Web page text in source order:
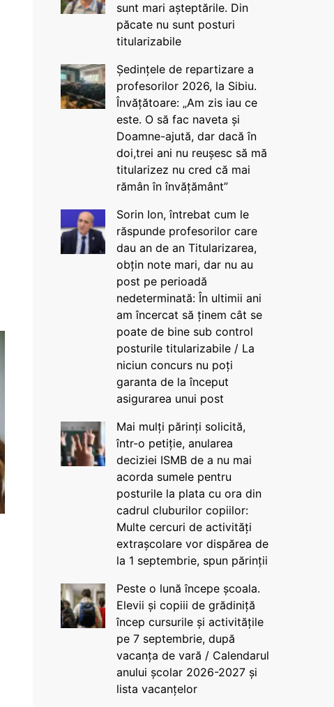
sunt mari așteptările. Din
păcate nu sunt posturi
titularizabile
Ședințele de repartizare a
profesorilor 2026, la Sibiu.
Învățătoare: „Am zis iau ce
este. O să fac naveta și
Doamne-ajută, dar dacă în
doi,trei ani nu reușesc să mă
titularizez nu cred că mai
rămân în învățământ”
Sorin Ion, întrebat cum le
răspunde profesorilor care
dau an de an Titularizarea,
obțin note mari, dar nu au
post pe perioadă
nedeterminată: În ultimii ani
am încercat să ținem cât se
poate de bine sub control
posturile titularizabile / La
niciun concurs nu poți
garanta de la început
asigurarea unui post
Mai mulți părinți solicită,
într-o petiție, anularea
deciziei ISMB de a nu mai
acorda sumele pentru
posturile la plata cu ora din
cadrul cluburilor copiilor:
Multe cercuri de activități
extrașcolare vor dispărea de
la 1 septembrie, spun părinții
Peste o lună începe școala.
Elevii și copiii de grădiniță
încep cursurile și activitățile
pe 7 septembrie, după
vacanța de vară / Calendarul
anului școlar 2026-2027 și
lista vacanțelor